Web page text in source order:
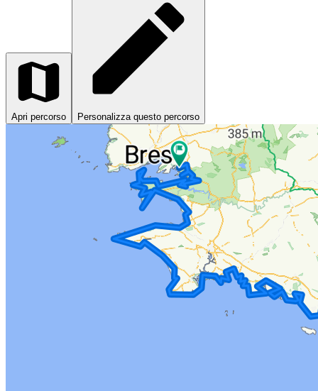
Apri percorso Personalizza questo percorso